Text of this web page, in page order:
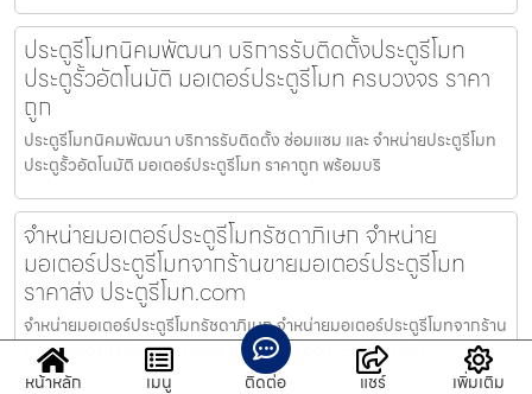
ประตูรีโมทนิคมพัฒนา บริการรับติดตั้งประตูรีโมท
ประตูรั้วอัตโนมัติ มอเตอร์ประตูรีโมท ครบวงจร ราคา
ถูก
ประตูรีโมทนิคมพัฒนา บริการรับติดตั้ง ซ่อมแซม และ จำหน่ายประตูรีโมท
ประตูรั้วอัตโนมัติ มอเตอร์ประตูรีโมท ราคาถูก พร้อมบริ
จำหน่ายมอเตอร์ประตูรีโมทรัชดาภิเษก จำหน่าย
มอเตอร์ประตูรีโมทจากร้านขายมอเตอร์ประตูรีโมท
ราคาส่ง ประตูรีโมท.com
จำหน่ายมอเตอร์ประตูรีโมทรัชดาภิเษก จำหน่ายมอเตอร์ประตูรีโมทจากร้าน
ขายมอเตอร์ประตูรีโมทราคาส่ง ประตูรีโมท.com — บริการรับ
หน้าหลัก
เมนู ติดต่อ แชร์ เพิ่มเติม